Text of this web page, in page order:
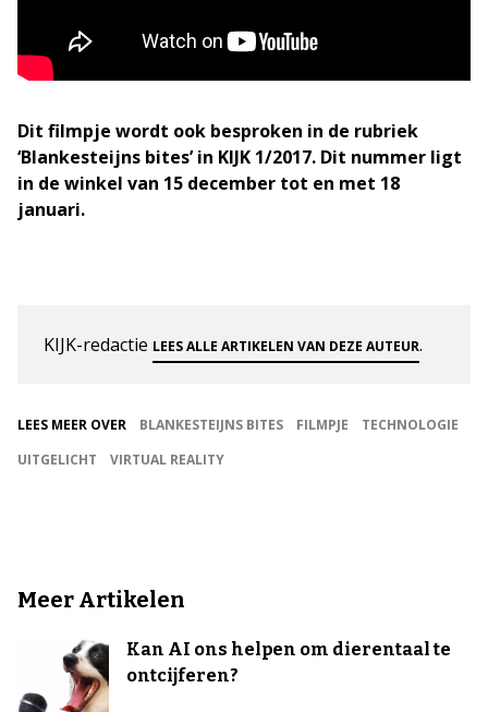
Dit filmpje wordt ook besproken in de rubriek
‘Blankesteijns bites’ in KIJK 1/2017. Dit nummer ligt
in de winkel van 15 december tot en met 18
januari.
KIJK-redactie LEES ALLE ARTIKELEN VAN DEZE AUTEUR.
LEES MEER OVER BLANKESTEIJNS BITES FILMPJE
TECHNOLOGIE
UITGELICHT
VIRTUAL REALITY
Meer Artikelen
Kan AI ons helpen om dierentaal te
ontcijferen?